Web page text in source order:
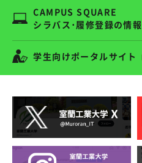
CAMPUS SQUARE
シラバス･履修登録の情報
学生向けポータルサイト